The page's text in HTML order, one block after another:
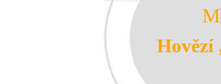
Hovězí